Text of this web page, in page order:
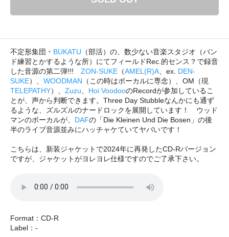
不定形集団・ BUKATU （部活）の、数少ない音楽スタジオ（バン
ド練習とかするような所）にてフィールドRec.的センス？で録音
した音源の第二弾!!! ZON-SUKE （AMEL(R)A 、ex. DEN-
SUKE）、 WOODMAN （この時はボーカルに専念）、OM（現
TELEPATHY）、 Zuzu Hoi VoodooのRecordが参加しているこ
とが、声から判断できます。Three Day Stubbleなんかにも通ず
るような、ズルズルのナードロックを展開しています！ ウッド
マンのボーカルが、 DAFの「Die Kleinen Und Die Bosen」の後
半のライブ音源並みにハッチャケていてヤバいです！
こちらは、新装ジャケットで2024年に再発したCD-Rバージョン
ですが、ジャケットがヨレヨレ仕様ですのでご了承下さい。
Format：CD-R
Label：-